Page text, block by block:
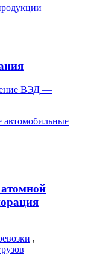
ВЭД —
,